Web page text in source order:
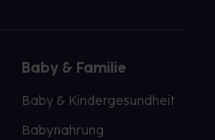
Baby & Familie
Baby & Kindergesundheit
Babynahrung